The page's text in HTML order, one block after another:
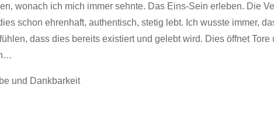
wonach ich mich immer sehnte. Das Eins-Sein erleben. Die
schon ehrenhaft, authentisch, stetig lebt. Ich wusste immer,
dass dies bereits existiert und gelebt wird. Dies öffnet
und Dankbarkeit